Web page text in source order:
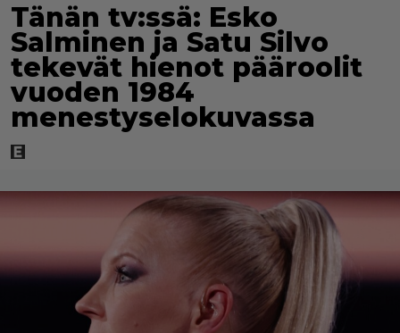
Tänän tv:ssä: Esko
Salminen ja Satu Silvo
tekevät hienot pääroolit
vuoden 1984
menestyselokuvassa